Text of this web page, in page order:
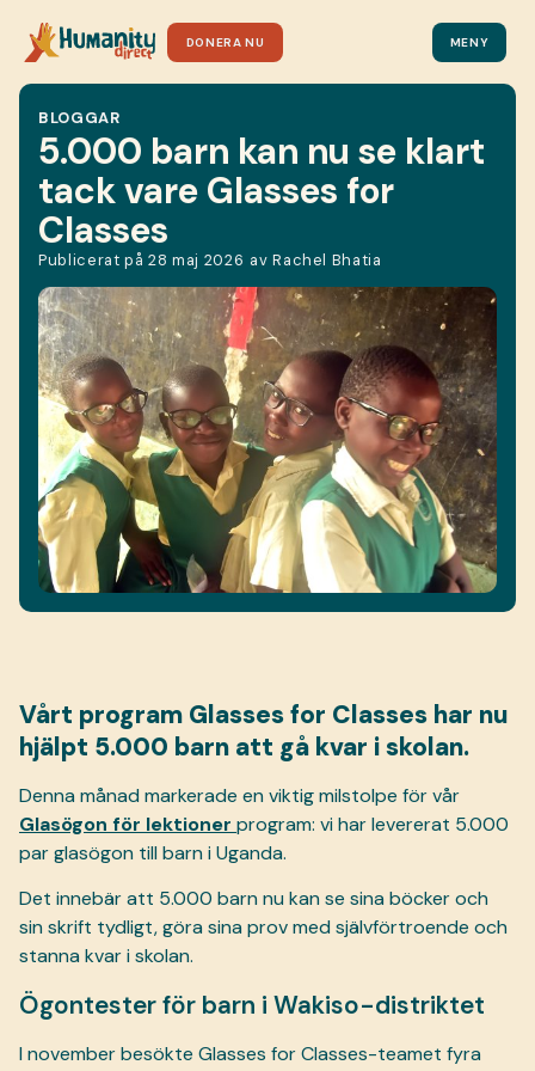
DONERA NU MENY
BLOGGAR
5.000 barn kan nu se klart
tack vare Glasses for
Classes
Publicerat på 28 maj 2026 av Rachel Bhatia
Vårt program Glasses for Classes har nu
hjälpt 5.000 barn att gå kvar i skolan.
Denna månad markerade en viktig milstolpe för vår
Glasögon för lektioner program: vi har levererat 5.000
par glasögon till barn i Uganda.
Det innebär att 5.000 barn nu kan se sina böcker och
sin skrift tydligt, göra sina prov med självförtroende och
stanna kvar i skolan.
Ögontester för barn i Wakiso-distriktet
I november besökte Glasses for Classes-teamet fyra